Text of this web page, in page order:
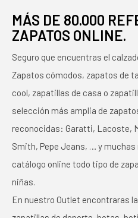
MÁS DE 80.000
ZAPATOS ONLINE.
Seguro que encuentras el
Zapatos cómodos, zapatos de
cool, zapatillas de casa o
selección más amplia de
reconocidas: Garatti, Lacoste,
Smith, Pepe Jeans, … y
catálogo online todo tipo de
niñas.
En nuestro Outlet encontraras